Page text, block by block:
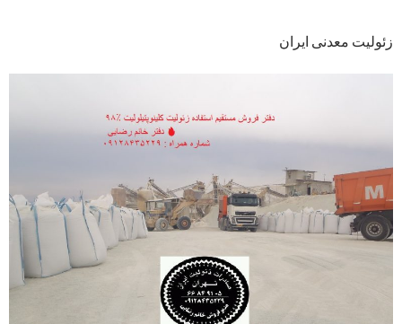
زئولیت معدنی ایران